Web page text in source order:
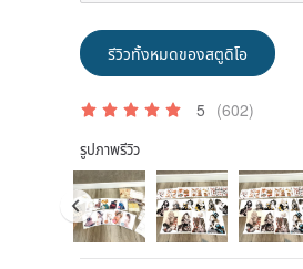
รีวิวทั้งหมดของสตูดิโอ
5 (602)
รูปภาพรีวิว